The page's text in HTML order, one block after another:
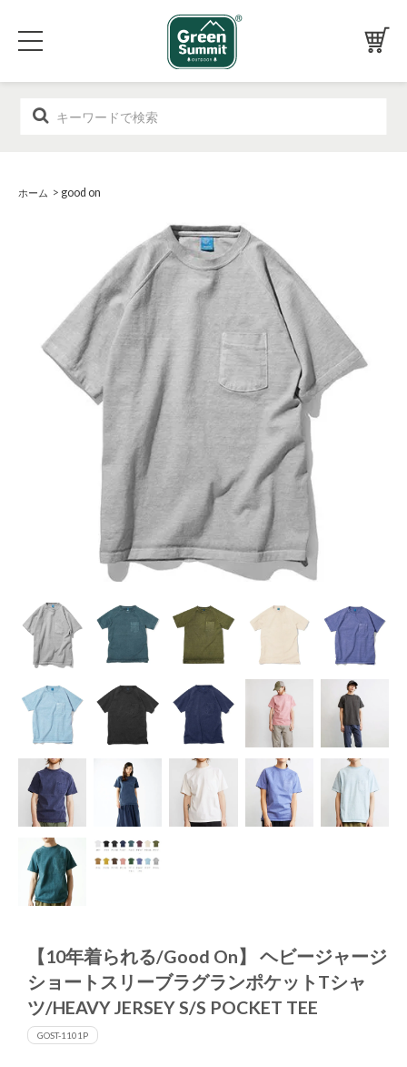
ホーム > good on
【10年着られる/Good On】 ヘビージャージ
ショートスリーブラグランポケットTシャ
ツ/HEAVY JERSEY S/S POCKET TEE
GOST-1101P